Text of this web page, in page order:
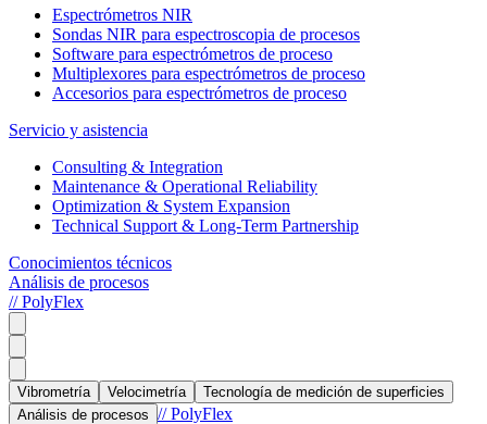
Espectrómetros NIR
Sondas NIR para espectroscopia de procesos
Software para espectrómetros de proceso
Multiplexores para espectrómetros de proceso
Accesorios para espectrómetros de proceso
Servicio y asistencia
Consulting & Integration
Maintenance & Operational Reliability
Optimization & System Expansion
Technical Support & Long-Term Partnership
Conocimientos técnicos
Análisis de procesos
// PolyFlex
Vibrometría Velocimetría
Tecnología de medición de superficies
Análisis de procesos // PolyFlex